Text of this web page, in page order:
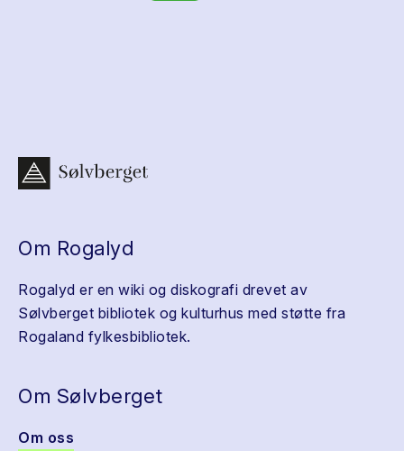
Om Rogalyd
Rogalyd er en wiki og diskografi drevet av
Sølvberget bibliotek og kulturhus med støtte fra
Rogaland fylkesbibliotek.
Om Sølvberget
Om oss